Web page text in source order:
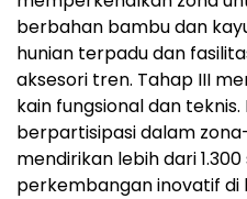
berbahan bambu dan
hunian terpadu dan
aksesori tren. Tahap III
kain fungsional dan
berpartisipasi dalam
mendirikan lebih dari
perkembangan inovatif di